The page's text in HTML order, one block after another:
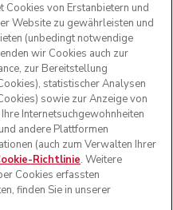
UNS
Cookies von Erstanbietern und
Website zu gewährleisten und
(unbedingt notwendige
wir Cookies auch zur
zur Bereitstellung
statistischer Analysen
sowie zur Anzeige von
Internetsuchgewohnheiten
andere Plattformen
(auch zum Verwalten Ihrer
Richtlinie. Weitere
Cookies erfassten
finden Sie in unserer